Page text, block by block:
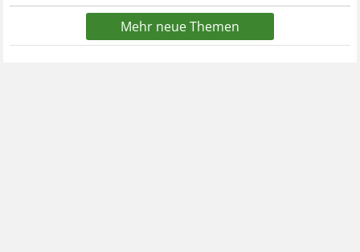
Mehr neue Themen